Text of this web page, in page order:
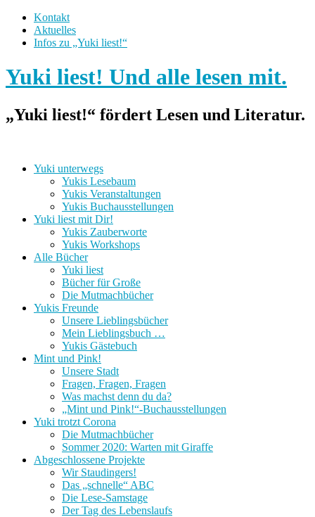
Kontakt
Aktuelles
Infos zu „Yuki liest!“
Yuki liest! Und alle lesen mit.
„Yuki liest!“ fördert Lesen und Literatur.
Yuki unterwegs
Yukis Lesebaum
Yukis Veranstaltungen
Yukis Buchausstellungen
Yuki liest mit Dir!
Yukis Zauberworte
Yukis Workshops
Alle Bücher
Yuki liest
Bücher für Große
Die Mutmachbücher
Yukis Freunde
Unsere Lieblingsbücher
Mein Lieblingsbuch …
Yukis Gästebuch
Mint und Pink!
Unsere Stadt
Fragen, Fragen, Fragen
Was machst denn du da?
„Mint und Pink!“-Buchausstellungen
Yuki trotzt Corona
Die Mutmachbücher
Sommer 2020: Warten mit Giraffe
Abgeschlossene Projekte
Wir Staudingers!
Das „schnelle“ ABC
Die Lese-Samstage
Der Tag des Lebenslaufs